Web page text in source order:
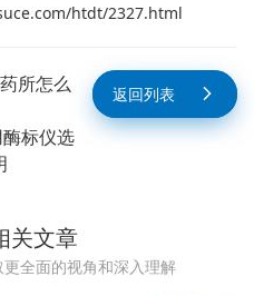
htdt/2327.html
所怎么
标仪选
返回列表
关文章
全面的视角和深入理解